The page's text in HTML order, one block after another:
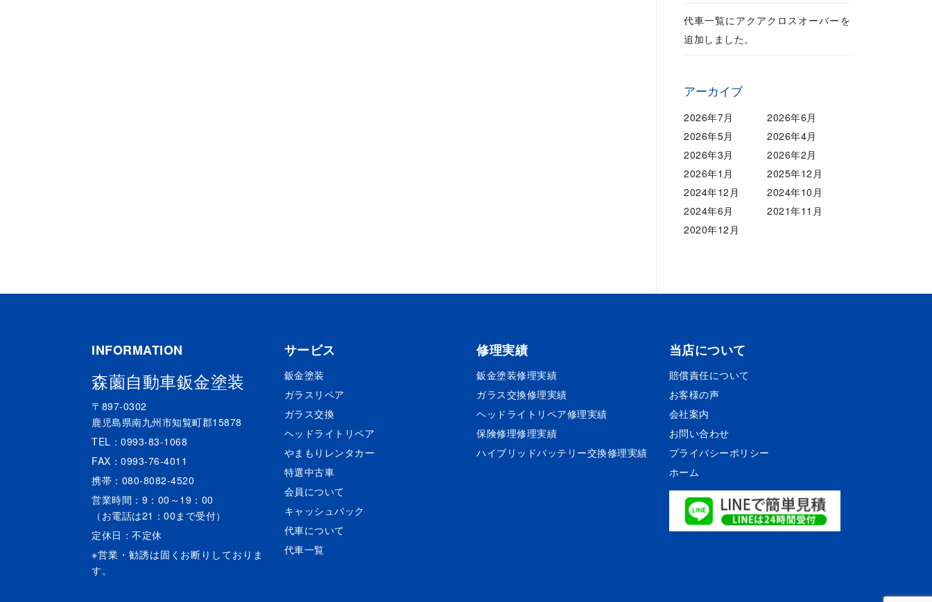
代車一覧にアクアクロスオーバーを
追加しました。
アーカイブ
2026年7月
2026年6月
2026年5月
2026年4月
2026年3月
2026年2月
2026年1月
2025年12月
2024年12月
2024年10月
2024年6月
2021年11月
2020年12月
INFORMATION
森薗自動車鈑金塗装
〒897-0302
鹿児島県南九州市知覧町郡15878
TEL：0993-83-1068
FAX：0993-76-4011
携帯：080-8082-4520
営業時間：9：00～19：00
（お電話は21：00まで受付）
定休日：不定休
※営業・勧誘は固くお断りしておりま
す。
サービス
鈑金塗装
ガラスリペア
ガラス交換
ヘッドライトリペア
やまもりレンタカー
特選中古車
会員について
キャッシュバック
代車について
代車一覧
修理実績
鈑金塗装修理実績
ガラス交換修理実績
ヘッドライトリペア修理実績
保険修理修理実績
ハイブリッドバッテリー交換修理実績
当店について
賠償責任について
お客様の声
会社案内
お問い合わせ
プライバシーポリシー
ホーム